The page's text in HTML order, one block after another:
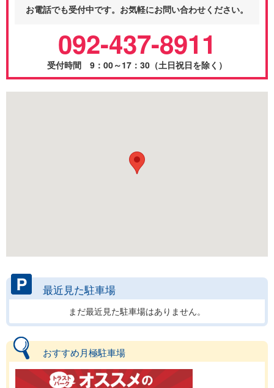
お電話でも受付中です。お気軽にお問い合わせください。
092-437-8911
受付時間 9：00～17：30（土日祝日を除く）
最近見た駐車場
まだ最近見た駐車場はありません。
おすすめ月極駐車場